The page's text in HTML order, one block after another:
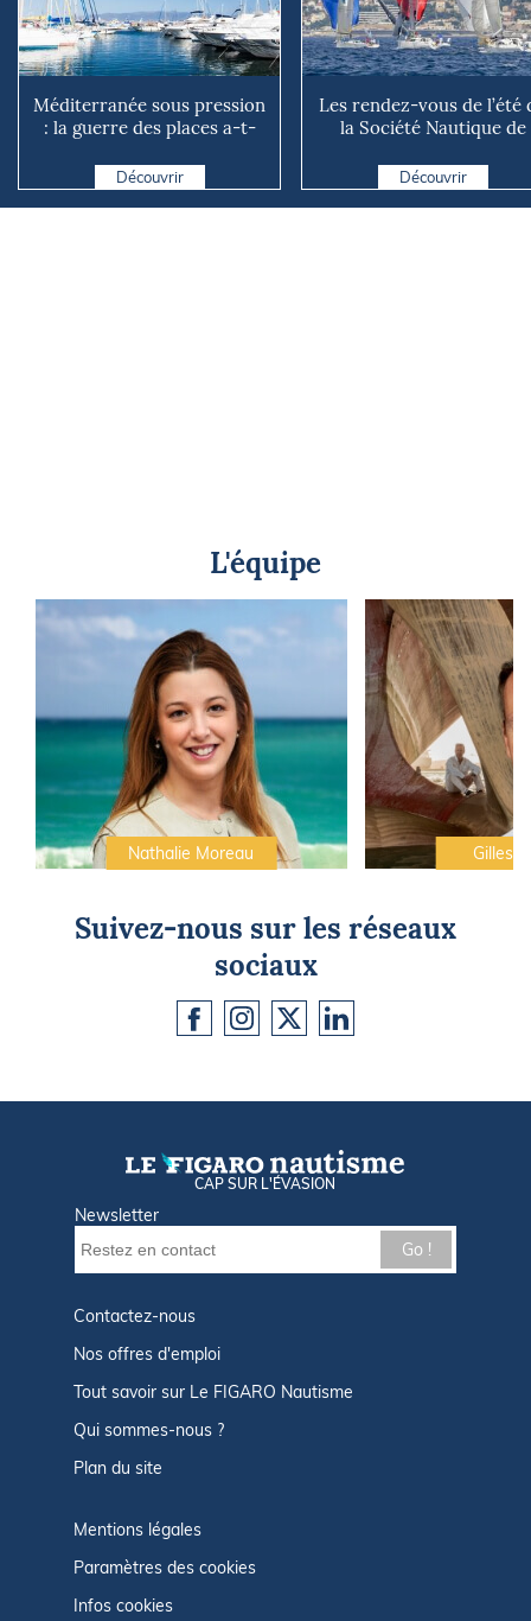
Méditerranée sous pression
: la guerre des places a-t-
Découvrir
Les rendez-vous de l’été
la Société Nautique de
Découvrir
L'équipe
Nathalie Moreau Gilles
Suivez-nous sur les réseaux
sociaux
CAP SUR L'ÉVASION
Newsletter
Go !
Contactez-nous
Nos offres d'emploi
Tout savoir sur Le FIGARO Nautisme
Qui sommes-nous ?
Plan du site
Mentions légales
Paramètres des cookies
Infos cookies